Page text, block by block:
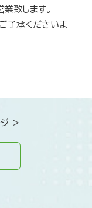
致します。
了承くださいま
＞